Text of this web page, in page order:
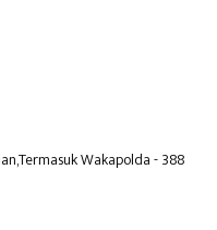
Wakapolda- 388